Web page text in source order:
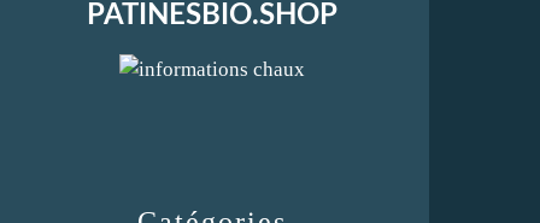
PATINESBIO.SHOP